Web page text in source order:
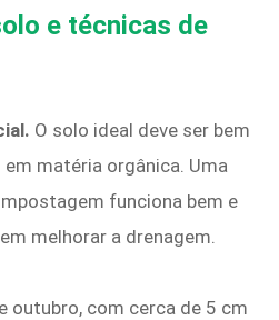
e técnicas de
O solo ideal deve ser bem
matéria orgânica. Uma
funciona bem e
melhorar a drenagem.
outubro, com cerca de 5 cm